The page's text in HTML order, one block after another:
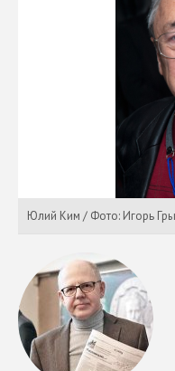
Юлий Ким / Фото: Игорь